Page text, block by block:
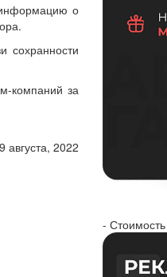
о
сохранности
компаний за
9 августа, 2022
-